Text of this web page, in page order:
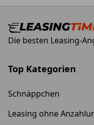
man daraus
Privatperson
oder
Unternehmen
Ihnen im
Folgenden so
möglich
nahebringen.
Die besten Leasing-
Top Kategorien
Schnäppchen
Leasing ohne